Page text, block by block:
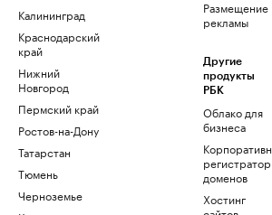
Калининград
Краснодарский
край
Нижний
Новгород
Пермский край
Ростов-на-Дону
Татарстан
Тюмень
Черноземье
Размещение
рекламы
Другие
продукты
РБК
Облако для
бизнеса
регистратор
доменов
Хостинг